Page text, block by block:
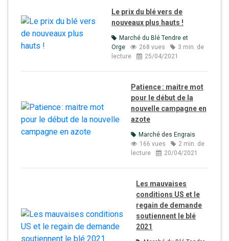
Le prix du blé vers de
nouveaux plus hauts !
Marché du Blé Tendre et
Orge
268 vues
3 min. de
lecture
25/04/2021
Patience : maitre mot
pour le début de la
nouvelle campagne en
azote
Marché des Engrais
166 vues
2 min. de
lecture
20/04/2021
Les mauvaises
conditions US et le
regain de demande
soutiennent le blé
2021